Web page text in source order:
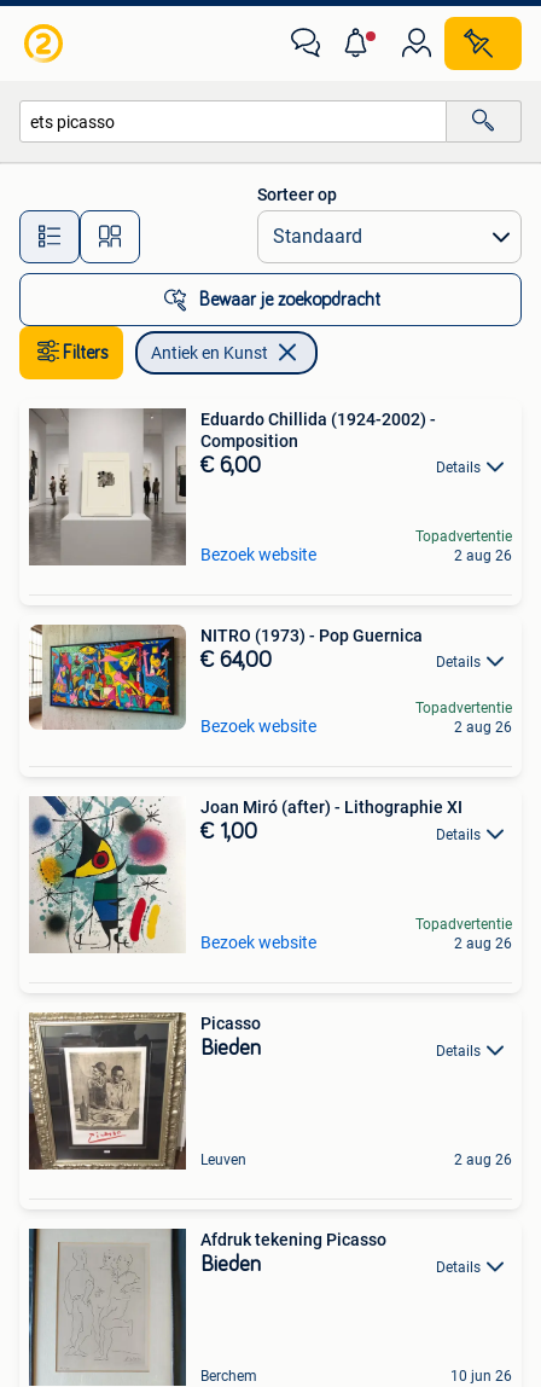
Alle afstanden…
Sorteer op
Bewaar je zoekopdracht
Filters Antiek en Kunst
Eduardo Chillida (1924-2002) -
Composition
€ 6,00 Details
Bezoek website
Topadvertentie
2 aug 26
NITRO (1973) - Pop Guernica
€ 64,00 Details
Bezoek website
Topadvertentie
2 aug 26
Joan Miró (after) - Lithographie XI
€ 1,00 Details
Bezoek website
Topadvertentie
2 aug 26
Picasso
Bieden Details
Leuven 2 aug 26
Afdruk tekening Picasso
Bieden Details
Berchem 10 jun 26